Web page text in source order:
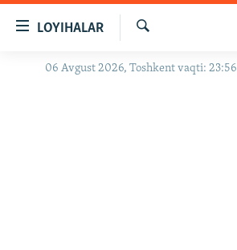
Бош
LOYIHALAR
OZODLIK SURISHTIRUVLARI
Излаш
06 Avgust 2026, Toshkent vaqti: 23:56